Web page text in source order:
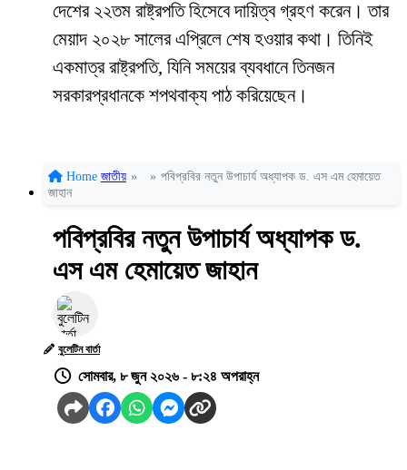
দেশের ২২তম রাষ্ট্রপতি হিসেবে দায়িত্ব গ্রহণ করেন। তার
মেয়াদ ২০২৮ সালের এপ্রিলে শেষ হওয়ার কথা। তিনিই
একমাত্র রাষ্ট্রপতি, যিনি সময়ের ব্যবধানে তিনজন
সরকারপ্রধানকে শপথবাক্য পাঠ করিয়েছেন।
Home জাতীয় » » পবিপ্রবির নতুন উপাচার্য অধ্যাপক ড. এস এম হেমায়েত
জাহান
পবিপ্রবির নতুন উপাচার্য অধ্যাপক ড.
এস এম হেমায়েত জাহান
বুলেটিন বার্তা
সোমবার, ৮ জুন ২০২৬ - ৮:২৪ অপরাহ্ন